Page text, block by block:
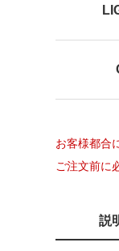
お客様都合
ご注文前に
説